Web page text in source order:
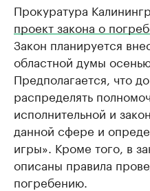
Прокуратура
проект закона о
Закон планируется
областной думы
Предполагается, что
распределять
исполнительной и
данной сфере и
игры». Кроме того, в
описаны правила
погребению.